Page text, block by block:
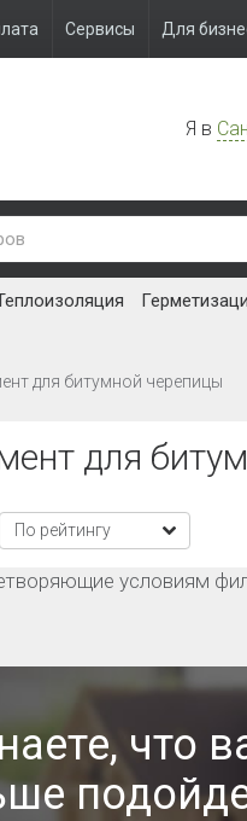
Сервисы Для
Я в
для битумной черепицы
для
условиям
что